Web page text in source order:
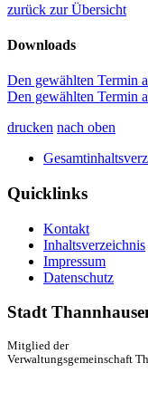
zurück zur Übersicht
Downloads
Den gewählten Termin
Den gewählten Termin
drucken nach oben
Quicklinks
Kontakt
Inhaltsverzeichnis
Impressum
Datenschutz
Stadt
Mitglied der
Verwaltungsgemeinschaft